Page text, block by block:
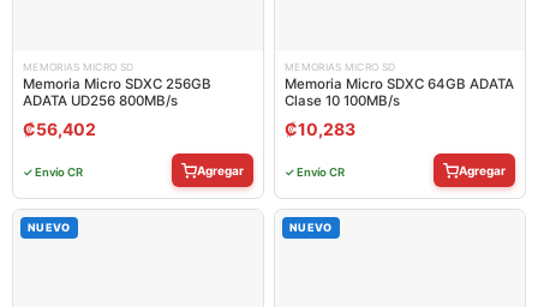
MEMORIAS MICRO SD
Memoria Micro SDXC 256GB
ADATA UD256 800MB/s
₡56,402
✓ Envío CR Agregar
MEMORIAS MICRO SD
Memoria Micro SDXC 64GB ADATA
Clase 10 100MB/s
₡10,283
✓ Envío CR Agregar
NUEVO NUEVO